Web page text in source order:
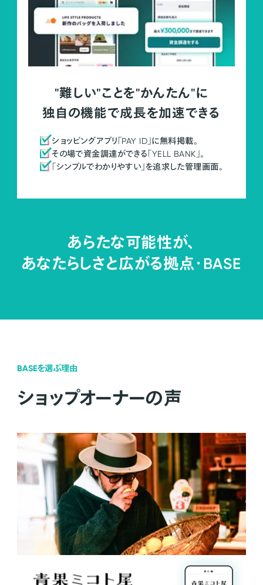
"難しい"ことを"かんたん"に
独自の機能で成長を加速できる
ショッピングアプリ「PAY ID」に無料掲載。
その場で資金調達ができる「YELL BANK」。
「シンプルでわかりやすい」を追求した管理画面。
あらたな可能性が、
あなたらしさと広がる拠点・BASE
BASEを選ぶ理由
ショップオーナーの声